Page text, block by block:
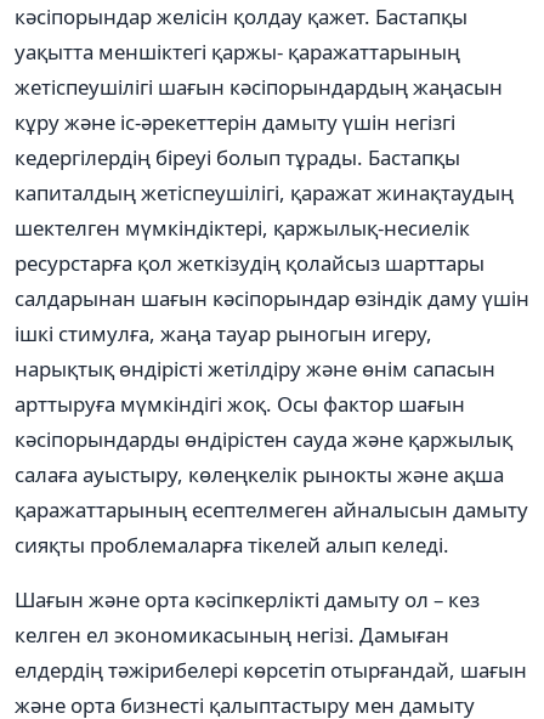
кəсіпорындар желісін қолдау қажет. Бастапқы
уақытта меншіктегі қаржы- қаражаттарының
жетіспеушілігі шағын кəсіпорындардың жаңасын
кұру жəне іс-əрекеттерін дамыту үшін негізгі
кедергілердің біреуі болып тұрады. Бастапқы
капиталдың жетіспеушілігі, қаражат жинақтаудың
шектелген мүмкіндіктері, қаржылық-несиелік
ресурстарға қол жеткізудің қолайсыз шарттары
салдарынан шағын кəсіпорындар өзіндік даму үшін
ішкі стимулға, жаңа тауар рыногын игеру,
нарықтық өндірісті жетілдіру жəне өнім сапасын
арттыруға мүмкіндігі жоқ. Осы фактор шағын
кəсіпорындарды өндірістен сауда жəне қаржылық
салаға ауыстыру, көлеңкелік рынокты жəне ақша
қаражаттарының есептелмеген айналысын дамыту
сияқты проблемаларға тікелей алып келеді.
Шағын жəне орта кəсіпкерлікті дамыту ол – кез
келген ел экономикасының негізі. Дамыған
елдердің тəжірибелері көрсетіп отырғандай, шағын
жəне орта бизнесті қалыптастыру мен дамыту